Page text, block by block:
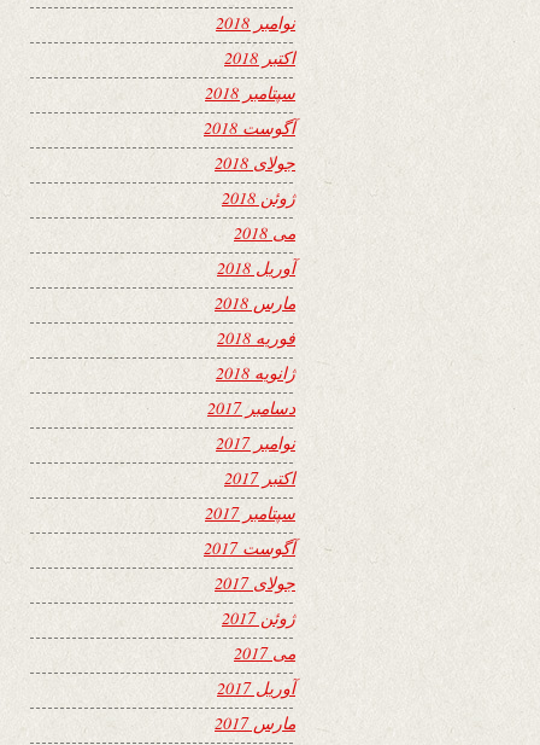
نوامبر 2018
اکتبر 2018
سپتامبر 2018
آگوست 2018
جولای 2018
ژوئن 2018
می 2018
آوریل 2018
مارس 2018
فوریه 2018
ژانویه 2018
دسامبر 2017
نوامبر 2017
اکتبر 2017
سپتامبر 2017
آگوست 2017
جولای 2017
ژوئن 2017
می 2017
آوریل 2017
مارس 2017